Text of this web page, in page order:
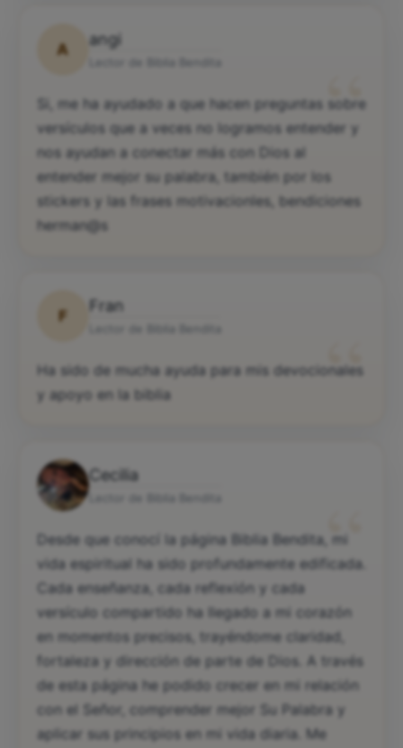
A
angi
“
Si, me ha ayudado a que hacen preguntas sobre
versículos que a veces no logramos entender y
nos ayudan a conectar más con Dios al
entender mejor su palabra, también por los
stickers y las frases motivacionles, bendiciones
herman@s
F
Fran
“
Ha sido de mucha ayuda para mis devocionales
y apoyo en la biblia
Cecilia
“
Desde que conocí la página Biblia Bendita, mi
vida espiritual ha sido profundamente edificada.
Cada enseñanza, cada reflexión y cada
versículo compartido ha llegado a mi corazón
en momentos precisos, trayéndome claridad,
fortaleza y dirección de parte de Dios. A través
de esta página he podido crecer en mi relación
con el Señor, comprender mejor Su Palabra y
aplicar sus principios en mi vida diaria. Me